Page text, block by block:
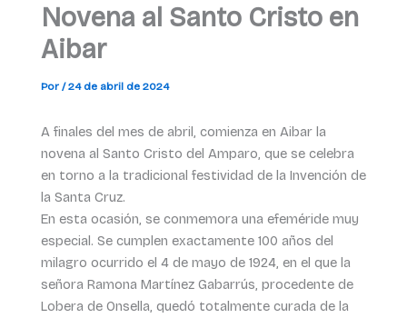
Novena al Santo Cristo en
Aibar
Por /24 de abril de 2024
A finales del mes de abril, comienza en Aibar la
novena al Santo Cristo del Amparo, que se celebra
en torno a la tradicional festividad de la Invención de
la Santa Cruz.
En esta ocasión, se conmemora una efeméride muy
especial. Se cumplen exactamente 100 años del
milagro ocurrido el 4 de mayo de 1924, en el que la
señora Ramona Martínez Gabarrús, procedente de
Lobera de Onsella, quedó totalmente curada de la